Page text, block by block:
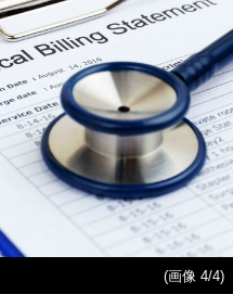
(画像 4/4)